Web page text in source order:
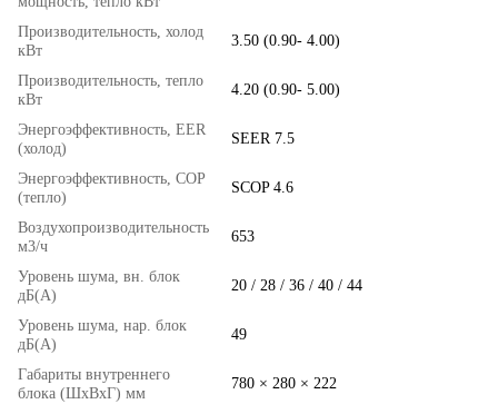
Производительность, холод
кВт
3.50 (0.90- 4.00)
Производительность, тепло
кВт
4.20 (0.90- 5.00)
Энергоэффективность, EER
(холод)
SEER 7.5
Энергоэффективность, COP
(тепло)
SCOP 4.6
Воздухопроизводительность
м3/ч
653
Уровень шума, вн. блок
дБ(А)
20 / 28 / 36 / 40 / 44
Уровень шума, нар. блок
дБ(А)
49
Габариты внутреннего
блока (ШхВхГ) мм
780 × 280 × 222